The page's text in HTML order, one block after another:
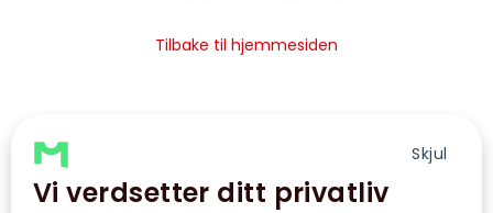
Skjul
Vi verdsetter ditt privatliv
Tilbake til hjemmesiden